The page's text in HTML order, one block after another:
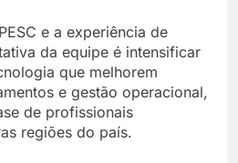
e a experiência de
da equipe é intensificar
que melhorem
e gestão operacional,
de profissionais
regiões do país.